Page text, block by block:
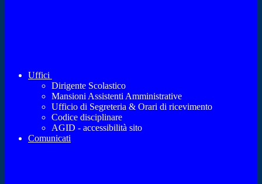
Uffici
Dirigente Scolastico
Mansioni Assistenti Amministrative
Ufficio di Segreteria & Orari di ricevimento
Codice disciplinare
AGID - accessibilità sito
Comunicati